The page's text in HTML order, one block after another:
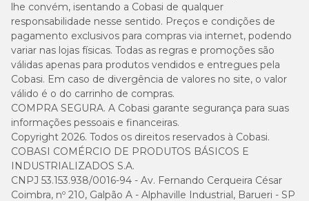
lhe convém, isentando a Cobasi de qualquer
responsabilidade nesse sentido. Preços e condições de
pagamento exclusivos para compras via internet, podendo
variar nas lojas físicas. Todas as regras e promoções são
válidas apenas para produtos vendidos e entregues pela
Cobasi. Em caso de divergência de valores no site, o valor
válido é o do carrinho de compras.
COMPRA SEGURA. A Cobasi garante segurança para suas
informações pessoais e financeiras.
Copyright 2026. Todos os direitos reservados à Cobasi.
COBASI COMÉRCIO DE PRODUTOS BÁSICOS E
INDUSTRIALIZADOS S.A.
CNPJ 53.153.938/0016-94 - Av. Fernando Cerqueira César
Coimbra, nº 210, Galpão A - Alphaville Industrial, Barueri - SP